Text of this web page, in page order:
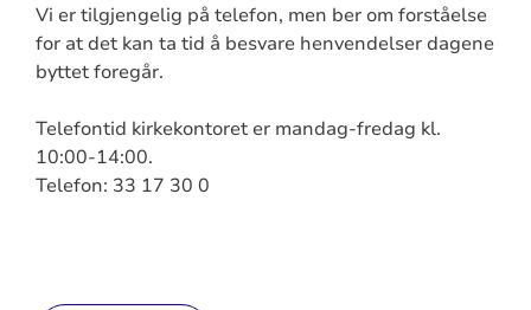
Vi er tilgjengelig på telefon, men ber om forståelse
for at det kan ta tid å besvare henvendelser dagene
byttet foregår.
Telefontid kirkekontoret er mandag-fredag kl.
10:00-14:00.
Telefon: 33 17 30 0